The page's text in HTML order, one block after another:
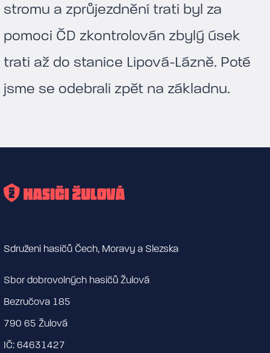
stromu a zprůjezdnění trati byl za
pomoci ČD zkontrolován zbylý úsek
trati až do stanice Lipová-Lázně. Poté
jsme se odebrali zpět na základnu.
Sdružení hasičů Čech, Moravy a Slezska
Sbor dobrovolných hasičů Žulová
Bezručova 185
790 65 Žulová
IČ: 64631427